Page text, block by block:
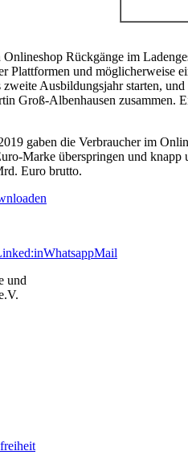
Rückgänge im
Plattformen und möglicherweise
Ausbildungsjahr starten,
Groß-Albenhausen
gaben die Verbraucher im
Marke überspringen und
Euro brutto.
WhatsappMail
und